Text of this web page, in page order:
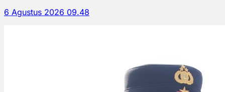
6 Agustus 2026 09.48